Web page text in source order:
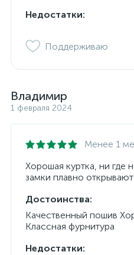
Недостатки:
Поддерживаю
Владимир
1 февраля 2024
Менее 1
Хорошая куртка, ни где
замки плавно
Достоинства:
Качественный пошив
Классная фурнитура
Недостатки: